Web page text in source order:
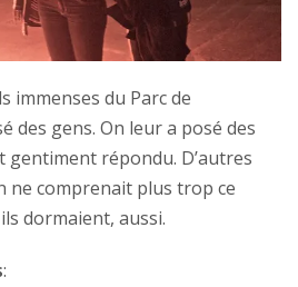
immenses du Parc de
des gens. On leur a posé des
répondu. D’autres
ne comprenait plus trop ce
dormaient, aussi.
: